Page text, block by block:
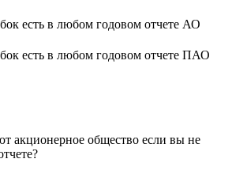
есть в любом годовом отчете АО
есть в любом годовом отчете ПАО
акционерное общество если вы не